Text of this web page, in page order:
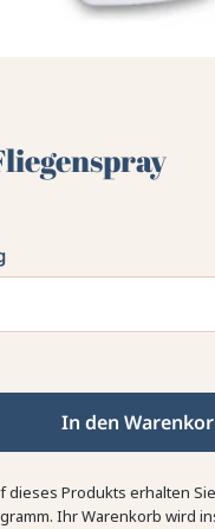
In den
dieses Produkts erhalten Sie
Ihr Warenkorb wird